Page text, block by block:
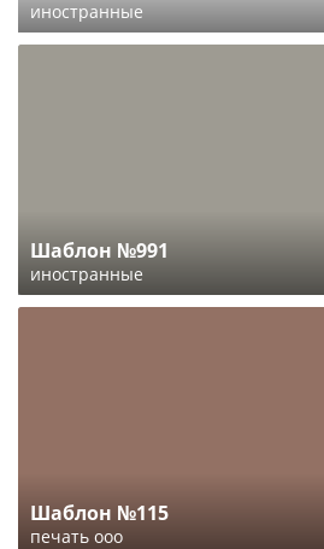
иностранные
Шаблон №991
иностранные
Шаблон №115
печать ооо